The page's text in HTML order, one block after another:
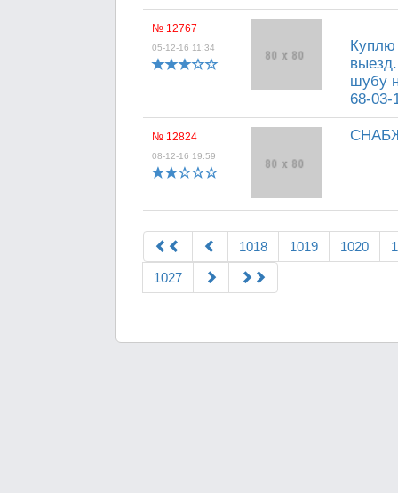
№ 12767
05-12-16 11:34
Куплю
шубу
68-03-
№ 12824
08-12-16 19:59
1018 1019 1020
1027